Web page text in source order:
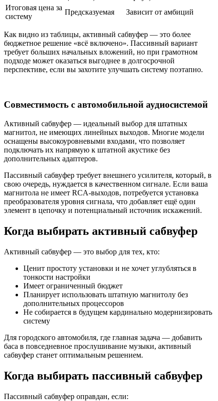
Итоговая цена за
систему
Предсказуемая Зависит от амбиций
Как видно из таблицы, активный сабвуфер — это более
бюджетное решение «всё включено». Пассивный вариант
требует больших начальных вложений, но при грамотном
подходе может оказаться выгоднее в долгосрочной
перспективе, если вы захотите улучшать систему поэтапно.
Совместимость с автомобильной аудиосистемой
Активный сабвуфер — идеальный выбор для штатных
магнитол, не имеющих линейных выходов. Многие модели
оснащены высокоуровневыми входами, что позволяет
подключать их напрямую к штатной акустике без
дополнительных адаптеров.
Пассивный сабвуфер требует внешнего усилителя, который, в
свою очередь, нуждается в качественном сигнале. Если ваша
магнитола не имеет RCA-выходов, потребуется установка
преобразователя уровня сигнала, что добавляет ещё один
элемент в цепочку и потенциальный источник искажений.
Когда выбирать активный сабвуфер
Активный сабвуфер — это выбор для тех, кто:
Ценит простоту установки и не хочет углубляться в
тонкости настройки
Имеет ограниченный бюджет
Планирует использовать штатную магнитолу без
дополнительных процессоров
Не собирается в будущем кардинально модернизировать
систему
Для городского автомобиля, где главная задача — добавить
баса в повседневное прослушивание музыки, активный
сабвуфер станет оптимальным решением.
Когда выбирать пассивный сабвуфер
Пассивный сабвуфер оправдан, если: